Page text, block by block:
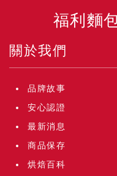
福利麵
關於我們
品牌故事
安心認證
最新消息
商品保存
烘焙百科